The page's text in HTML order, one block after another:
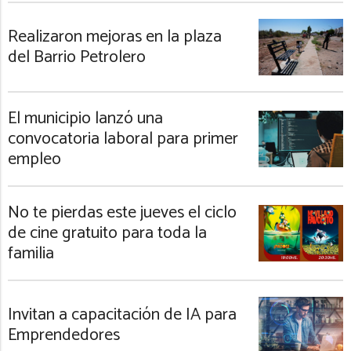
Realizaron mejoras en la plaza
del Barrio Petrolero
El municipio lanzó una
convocatoria laboral para primer
empleo
No te pierdas este jueves el ciclo
de cine gratuito para toda la
familia
Invitan a capacitación de IA para
Emprendedores